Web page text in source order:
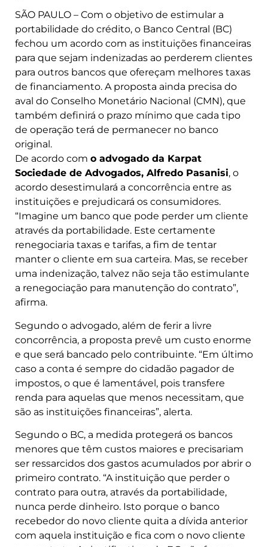
SÃO PAULO – Com o objetivo de estimular a
portabilidade do crédito, o Banco Central (BC)
fechou um acordo com as instituições financeiras
para que sejam indenizadas ao perderem clientes
para outros bancos que ofereçam melhores taxas
de financiamento. A proposta ainda precisa do
aval do Conselho Monetário Nacional (CMN), que
também definirá o prazo mínimo que cada tipo
de operação terá de permanecer no banco
original.
De acordo com o advogado da Karpat
Sociedade de Advogados, Alfredo Pasanisi, o
acordo desestimulará a concorrência entre as
instituições e prejudicará os consumidores.
“Imagine um banco que pode perder um cliente
através da portabilidade. Este certamente
renegociaria taxas e tarifas, a fim de tentar
manter o cliente em sua carteira. Mas, se receber
uma indenização, talvez não seja tão estimulante
a renegociação para manutenção do contrato”,
afirma.
Segundo o advogado, além de ferir a livre
concorrência, a proposta prevê um custo enorme
e que será bancado pelo contribuinte. “Em último
caso a conta é sempre do cidadão pagador de
impostos, o que é lamentável, pois transfere
renda para aquelas que menos necessitam, que
são as instituições financeiras”, alerta.
Segundo o BC, a medida protegerá os bancos
menores que têm custos maiores e precisariam
ser ressarcidos dos gastos acumulados por abrir o
primeiro contrato. “A instituição que perder o
contrato para outra, através da portabilidade,
nunca perde dinheiro. Isto porque o banco
recebedor do novo cliente quita a dívida anterior
com aquela instituição e fica com o novo cliente